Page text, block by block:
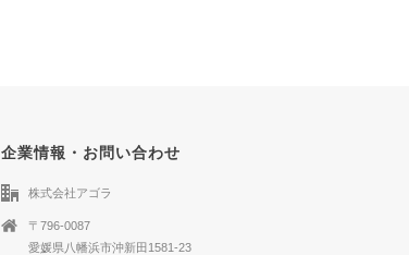
企業情報・お問い合わせ
株式会社アゴラ
〒796-0087
愛媛県八幡浜市沖新田1581-23